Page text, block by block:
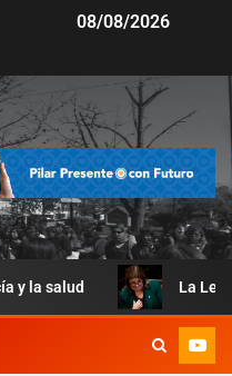
08/08/2026
La Ley de Manejo